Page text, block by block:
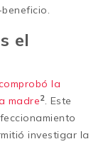
el
la
madre2. Este
investigar la